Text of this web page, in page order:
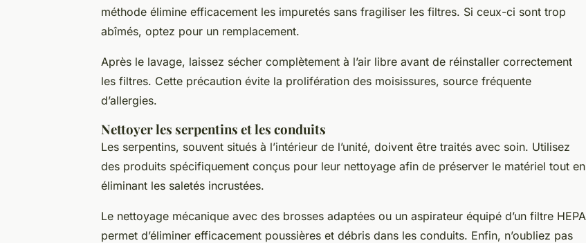
méthode élimine efficacement les impuretés sans fragiliser les filtres. Si ceux-ci sont trop
abîmés, optez pour un remplacement.
Après le lavage, laissez sécher complètement à l’air libre avant de réinstaller correctement
les filtres. Cette précaution évite la prolifération des moisissures, source fréquente
d’allergies.
Nettoyer les serpentins et les conduits
Les serpentins, souvent situés à l’intérieur de l’unité, doivent être traités avec soin. Utilisez
des produits spécifiquement conçus pour leur nettoyage afin de préserver le matériel tout en
éliminant les saletés incrustées.
Le nettoyage mécanique avec des brosses adaptées ou un aspirateur équipé d’un filtre HEPA
permet d’éliminer efficacement poussières et débris dans les conduits. Enfin, n’oubliez pas